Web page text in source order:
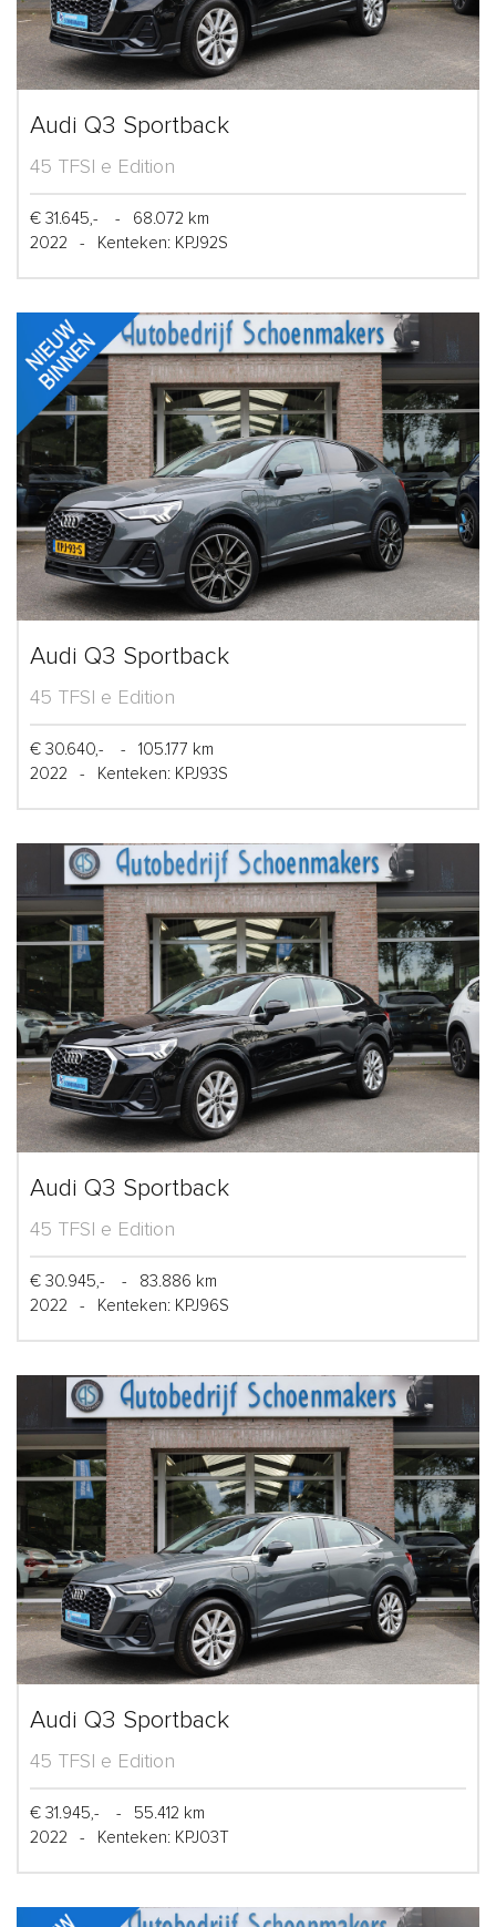
Audi Q3 Sportback
45 TFSI e Edition
€ 31.645,- -
68.072 km
2022
- Kenteken: KPJ92S
Audi Q3 Sportback
45 TFSI e Edition
€ 30.640,- -
105.177 km
2022
- Kenteken: KPJ93S
Audi Q3 Sportback
45 TFSI e Edition
€ 30.945,- -
83.886 km
2022
- Kenteken: KPJ96S
Audi Q3 Sportback
45 TFSI e Edition
€ 31.945,- -
55.412 km
2022
- Kenteken: KPJ03T